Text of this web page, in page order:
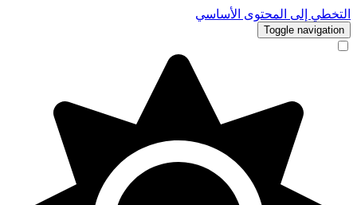
التخطي إلى المحتوى الأساسي
Toggle navigation